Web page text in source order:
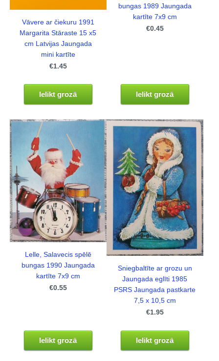
Vāvere ar čiekuru 1991
Margarita Stāraste 15 x5
cm Latvijas Jaungada
mini kartīte
€1.45
Ielikt grozā
bungas 1989 Jaungada
kartīte 7x9 cm
€0.45
Ielikt grozā
Lelle, Salavecis spēlē
bungas 1990 Jaungada
kartīte 7x9 cm
€0.55
Ielikt grozā
Sniegbaltīte ar grozu un
Jaungada eglīti 1985
PSRS Jaungada pastkarte
7,5 x 10,5 cm
€1.95
Ielikt grozā